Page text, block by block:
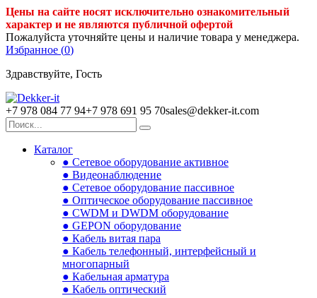
Цены на сайте носят исключительно ознакомительный
характер и не являются публичной офертой
Пожалуйста уточняйте цены и наличие товара у менеджера.
Избранное (0)
Здравствуйте, Гость
+7 978 084 77 94+7 978 691 95 70sales@dekker-it.com
Каталог
● Сетевое оборудование активное
● Видеонаблюдение
● Сетевое оборудование пассивное
● Оптическое оборудование пассивное
● CWDM и DWDM оборудование
● GEPON оборудование
● Кабель витая пара
● Кабель телефонный, интерфейсный и
многопарный
● Кабельная арматура
● Кабель оптический